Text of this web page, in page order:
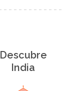
Descubre
India